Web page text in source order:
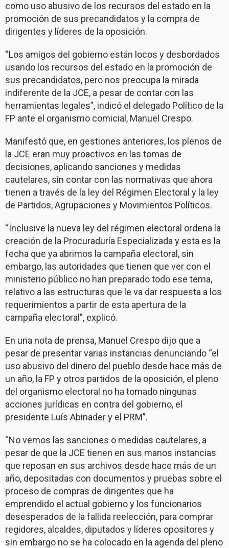
como uso abusivo de los recursos del estado en la
promoción de sus precandidatos y la compra de
dirigentes y líderes de la oposición.
“Los amigos del gobierno están locos y desbordados
usando los recursos del estado en la promoción de
sus precandidatos, pero nos preocupa la mirada
indiferente de la JCE, a pesar de contar con las
herramientas legales”, indicó el delegado Político de la
FP ante el organismo comicial, Manuel Crespo.
Manifestó que, en gestiones anteriores, los plenos de
la JCE eran muy proactivos en las tomas de
decisiones, aplicando sanciones y medidas
cautelares, sin contar con las normativas que ahora
tienen a través de la ley del Régimen Electoral y la ley
de Partidos, Agrupaciones y Movimientos Políticos.
“Inclusive la nueva ley del régimen electoral ordena la
creación de la Procuraduría Especializada y esta es la
fecha que ya abrimos la campaña electoral, sin
embargo, las autoridades que tienen que ver con el
ministerio público no han preparado todo ese tema,
relativo a las estructuras que le va dar respuesta a los
requerimientos a partir de esta apertura de la
campaña electoral”, explicó.
En una nota de prensa, Manuel Crespo dijo que a
pesar de presentar varias instancias denunciando “el
uso abusivo del dinero del pueblo desde hace más de
un año, la FP y otros partidos de la oposición, el pleno
del organismo electoral no ha tomado ningunas
acciones jurídicas en contra del gobierno, el
presidente Luís Abinader y el PRM”.
“No vemos las sanciones o medidas cautelares, a
pesar de que la JCE tienen en sus manos instancias
que reposan en sus archivos desde hace más de un
año, depositadas con documentos y pruebas sobre el
proceso de compras de dirigentes que ha
emprendido el actual gobierno y los funcionarios
desesperados de la fallida reelección, para comprar
regidores, alcaldes, diputados y líderes opositores y
sin embargo no se ha colocado en la agenda del pleno